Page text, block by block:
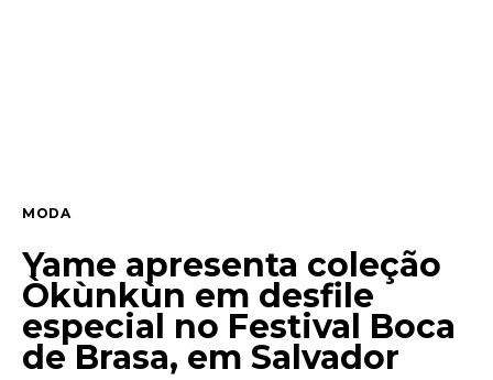
Quem somos
Contato
MODA
Yame apresenta coleção
Òkùnkùn em desfile
especial no Festival Boca
de Brasa, em Salvador